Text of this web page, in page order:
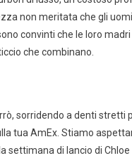
non meritata che gli
convinti che le loro
che combinano.
sorridendo a denti stretti
tua AmEx. Stiamo
settimana di lancio di Chloe